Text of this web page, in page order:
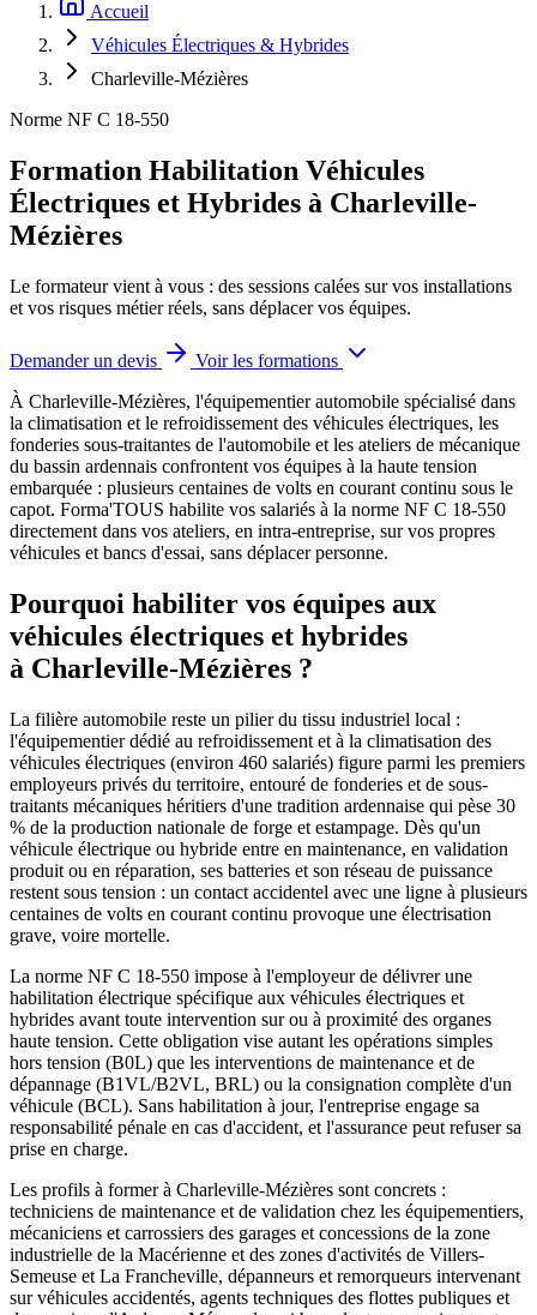
Accueil
Véhicules Électriques & Hybrides
Charleville-Mézières
Norme NF C 18-550
Formation Habilitation Véhicules
Électriques et Hybrides à Charleville-
Mézières
Le formateur vient à vous : des sessions calées sur vos installations
et vos risques métier réels, sans déplacer vos équipes.
Demander un devis
Voir les formations
À Charleville-Mézières, l'équipementier automobile spécialisé dans
la climatisation et le refroidissement des véhicules électriques, les
fonderies sous-traitantes de l'automobile et les ateliers de mécanique
du bassin ardennais confrontent vos équipes à la haute tension
embarquée : plusieurs centaines de volts en courant continu sous le
capot. Forma'TOUS habilite vos salariés à la norme NF C 18-550
directement dans vos ateliers, en intra-entreprise, sur vos propres
véhicules et bancs d'essai, sans déplacer personne.
Pourquoi habiliter vos équipes aux
véhicules électriques et hybrides
à Charleville-Mézières ?
La filière automobile reste un pilier du tissu industriel local :
l'équipementier dédié au refroidissement et à la climatisation des
véhicules électriques (environ 460 salariés) figure parmi les premiers
employeurs privés du territoire, entouré de fonderies et de sous-
traitants mécaniques héritiers d'une tradition ardennaise qui pèse 30
% de la production nationale de forge et estampage. Dès qu'un
véhicule électrique ou hybride entre en maintenance, en validation
produit ou en réparation, ses batteries et son réseau de puissance
restent sous tension : un contact accidentel avec une ligne à plusieurs
centaines de volts en courant continu provoque une électrisation
grave, voire mortelle.
La norme NF C 18-550 impose à l'employeur de délivrer une
habilitation électrique spécifique aux véhicules électriques et
hybrides avant toute intervention sur ou à proximité des organes
haute tension. Cette obligation vise autant les opérations simples
hors tension (B0L) que les interventions de maintenance et de
dépannage (B1VL/B2VL, BRL) ou la consignation complète d'un
véhicule (BCL). Sans habilitation à jour, l'entreprise engage sa
responsabilité pénale en cas d'accident, et l'assurance peut refuser sa
prise en charge.
Les profils à former à Charleville-Mézières sont concrets :
techniciens de maintenance et de validation chez les équipementiers,
mécaniciens et carrossiers des garages et concessions de la zone
industrielle de la Macérienne et des zones d'activités de Villers-
Semeuse et La Francheville, dépanneurs et remorqueurs intervenant
sur véhicules accidentés, agents techniques des flottes publiques et